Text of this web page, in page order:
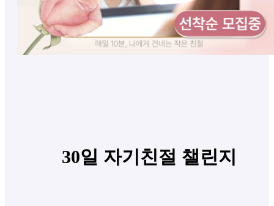
30일 자기친절 챌린지